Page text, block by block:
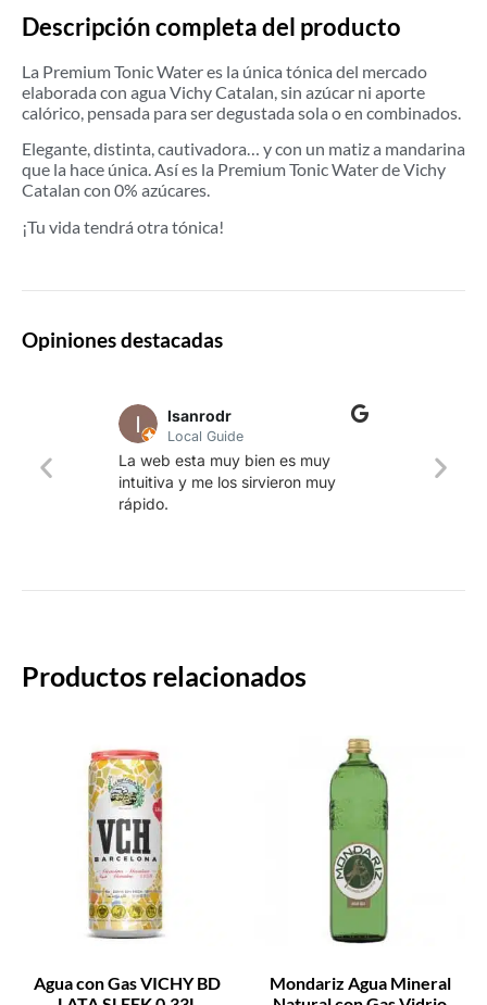
Descripción completa del producto
La Premium Tonic Water es la única tónica del mercado
elaborada con agua Vichy Catalan, sin azúcar ni aporte
calórico, pensada para ser degustada sola o en combinados.
Elegante, distinta, cautivadora… y con un matiz a mandarina
que la hace única. Así es la Premium Tonic Water de Vichy
Catalan con 0% azúcares.
¡Tu vida tendrá otra tónica!
Opiniones destacadas
lsanrodr
Local Guide
La web esta muy bien es muy
intuitiva y me los sirvieron muy
rápido.
Productos relacionados
Agua con Gas VICHY BD
Mondariz Agua Mineral